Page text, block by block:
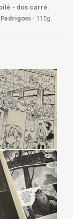
- dos carré
- 115g.